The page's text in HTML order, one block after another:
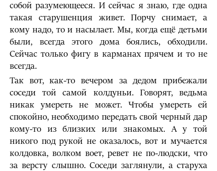
собой разумеющееся. И сейчас я знаю, где одна
такая старушенция живет. Порчу снимает, а
кому надо, то и насылает. Мы, когда ещё детьми
были, всегда этого дома боялись, обходили.
Сейчас только фигу в карманах прячем и то не
всегда.
Так вот, как-то вечером за дедом прибежали
соседи той самой колдуньи. Говорят, ведьма
никак умереть не может. Чтобы умереть ей
спокойно, необходимо передать свой черный дар
кому-то из близких или знакомых. А у той
никого под рукой не оказалось, вот и мучается
колдовка, волком воет, ревет не по-людски, что
за версту слышно. Соседи заглянули, а старуха